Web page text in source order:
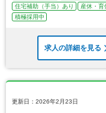
住宅補助（手当）あり
産休・育
積極採用中
求人の詳細を見る
更新日：2026年2月23日